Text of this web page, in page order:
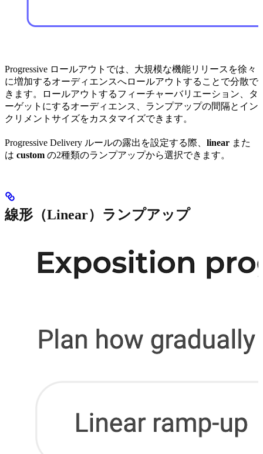
Progressive ロールアウトでは、大規模な機能リリースを徐々
に増加するオーディエンスへロールアウトすることで分散で
きます。ロールアウトするフィーチャーバリエーション、タ
ーゲットにするオーディエンス、ランプアップの間隔とイン
クリメントサイズをカスタマイズできます。
Progressive Delivery ルールの露出を設定する際、 linear また
は custom の2種類のランプアップから選択できます。
線形（Linear）ランプアップ